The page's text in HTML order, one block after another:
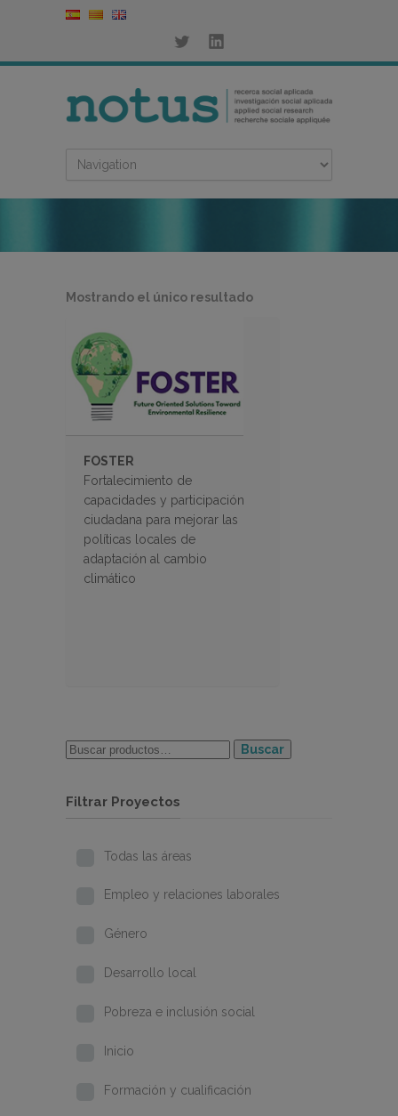
Mostrando el único resultado
FOSTER
Fortalecimiento de
capacidades y participación
ciudadana para mejorar las
políticas locales de
adaptación al cambio
climático
Buscar
Filtrar Proyectos
Todas las áreas
Empleo y relaciones laborales
Género
Desarrollo local
Pobreza e inclusión social
Inicio
Formación y cualificación